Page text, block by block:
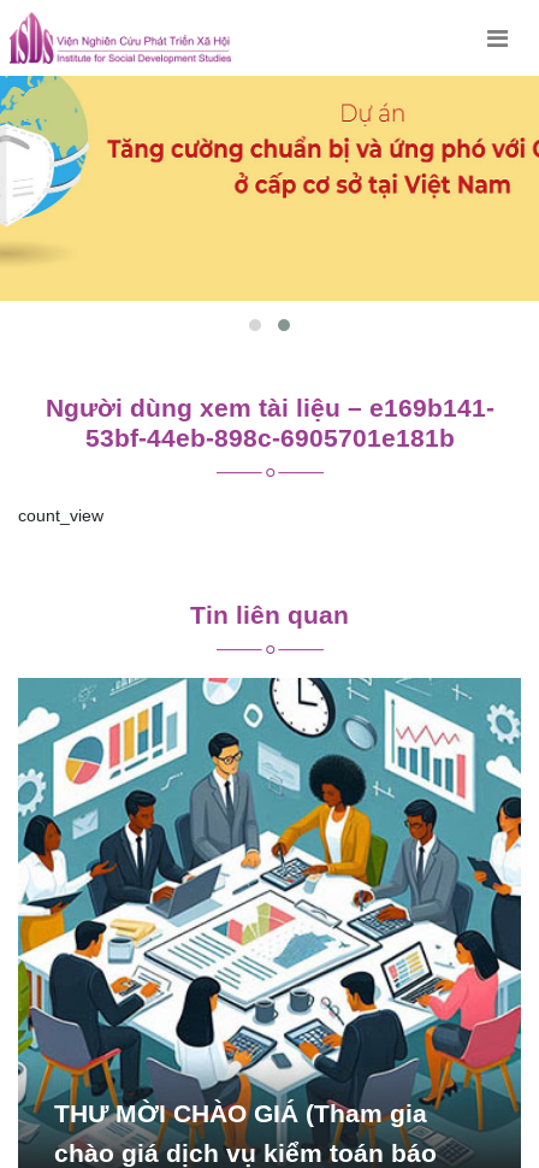
Skip
to
content
Người dùng xem tài liệu – e169b141-
53bf-44eb-898c-6905701e181b
count_view
viết
Tin liên quan
THƯ MỜI CHÀO GIÁ (Tham gia
chào giá dịch vụ kiểm toán báo